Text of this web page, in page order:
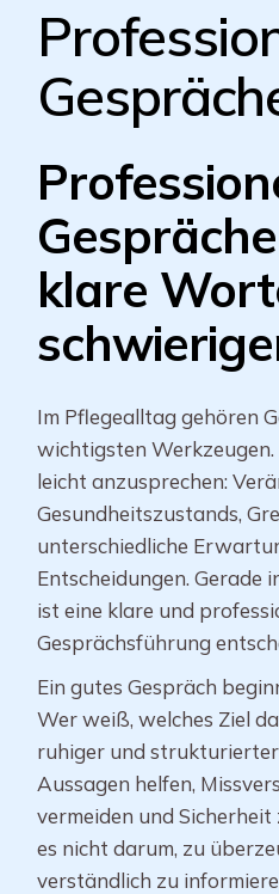
klare
Im Pflegealltag gehören
wichtigsten
leicht anzusprechen:
Gesundheitszustands,
unterschiedliche
Entscheidungen. Gerade
ist eine klare und
Gesprächsführung
Ein gutes Gespräch
Wer weiß, welches Ziel
ruhiger und
Aussagen helfen,
vermeiden und
es nicht darum, zu
verständlich zu